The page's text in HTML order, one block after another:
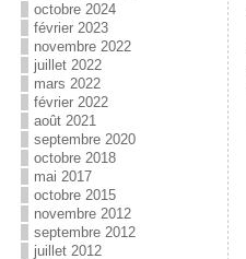
octobre 2024
février 2023
novembre 2022
juillet 2022
mars 2022
février 2022
août 2021
septembre 2020
octobre 2018
mai 2017
octobre 2015
novembre 2012
septembre 2012
juillet 2012